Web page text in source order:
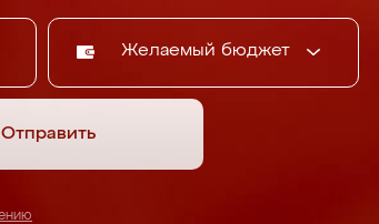
Желаемый бюджет
Отправить